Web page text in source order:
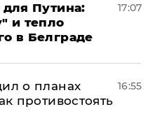
для Путина:
и тепло
в Белграде
17:07
о планах
противостоять
16:55